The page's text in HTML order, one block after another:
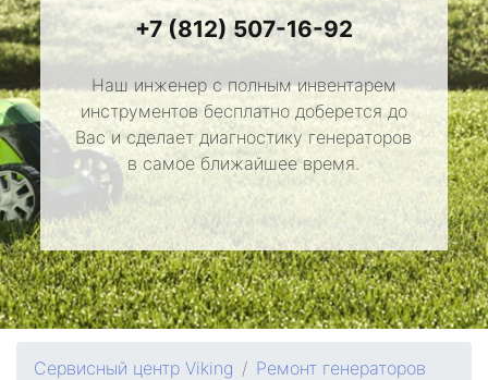
+7 (812) 507-16-92
Наш инженер с полным инвентарем
инструментов бесплатно доберется до
Вас и сделает диагностику генераторов
в самое ближайшее время.
Сервисный центр Viking
Ремонт генераторов